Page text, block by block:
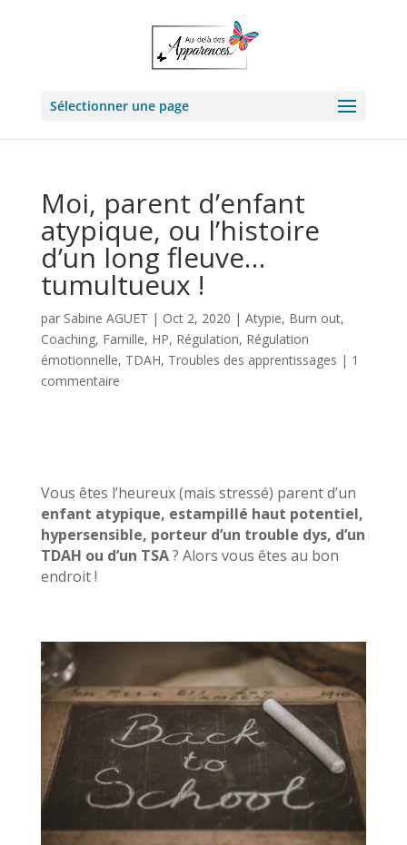
Sélectionner une page
Moi, parent d’enfant
atypique, ou l’histoire
d’un long fleuve…
tumultueux !
par Sabine AGUET | Oct 2, 2020 | Atypie, Burn out,
Coaching, Famille, HP, Régulation, Régulation
émotionnelle, TDAH, Troubles des apprentissages | 1
commentaire
Vous êtes l’heureux (mais stressé) parent d’un
enfant atypique, estampillé haut potentiel,
hypersensible, porteur d’un trouble dys, d’un
TDAH ou d’un TSA? Alors vous êtes au bon
endroit !